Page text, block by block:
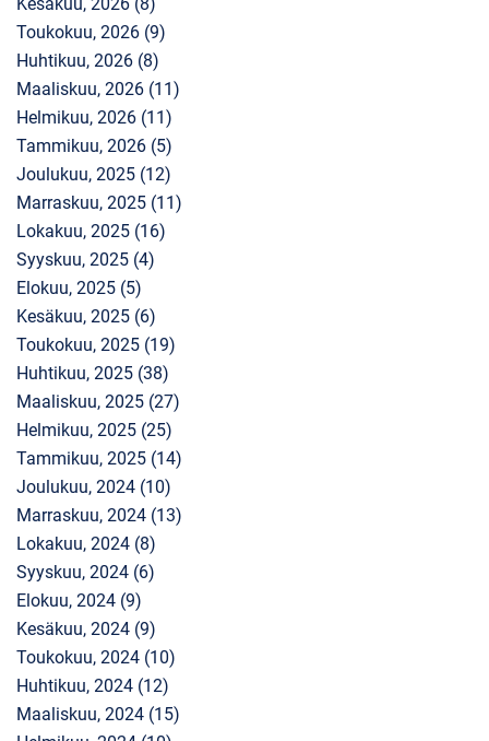
Toukokuu, 2026 (9)
Huhtikuu, 2026 (8)
Maaliskuu, 2026 (11)
Helmikuu, 2026 (11)
Tammikuu, 2026 (5)
Joulukuu, 2025 (12)
Marraskuu, 2025 (11)
Lokakuu, 2025 (16)
Syyskuu, 2025 (4)
Elokuu, 2025 (5)
Kesäkuu, 2025 (6)
Toukokuu, 2025 (19)
Huhtikuu, 2025 (38)
Maaliskuu, 2025 (27)
Helmikuu, 2025 (25)
Tammikuu, 2025 (14)
Joulukuu, 2024 (10)
Marraskuu, 2024 (13)
Lokakuu, 2024 (8)
Syyskuu, 2024 (6)
Elokuu, 2024 (9)
Kesäkuu, 2024 (9)
Toukokuu, 2024 (10)
Huhtikuu, 2024 (12)
Maaliskuu, 2024 (15)